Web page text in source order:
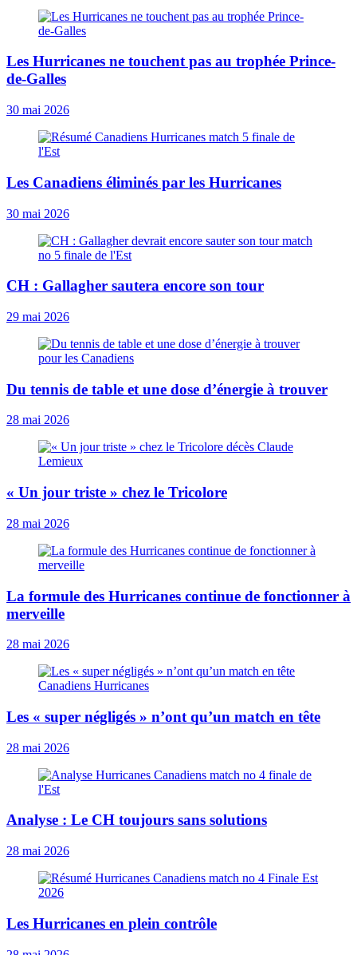
Les Hurricanes ne touchent pas au trophée Prince-
de-Galles
30 mai 2026
Les Canadiens éliminés par les Hurricanes
30 mai 2026
CH : Gallagher sautera encore son tour
29 mai 2026
Du tennis de table et une dose d’énergie à trouver
28 mai 2026
« Un jour triste » chez le Tricolore
28 mai 2026
La formule des Hurricanes continue de fonctionner à
merveille
28 mai 2026
Les « super négligés » n’ont qu’un match en tête
28 mai 2026
Analyse : Le CH toujours sans solutions
28 mai 2026
Les Hurricanes en plein contrôle